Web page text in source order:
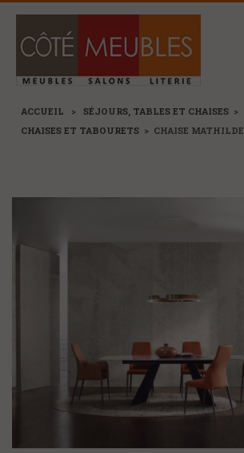
Mon magasin
CANAPÉS ET FAUTEUILS
RANGEMENTS
CHAMBRE ET LITERIE
NOS SERVICES
ACCUEIL > SÉJOURS, TABLES ET CHAISES >
CHAISES ET TABOURETS > CHAISE MATHILDE